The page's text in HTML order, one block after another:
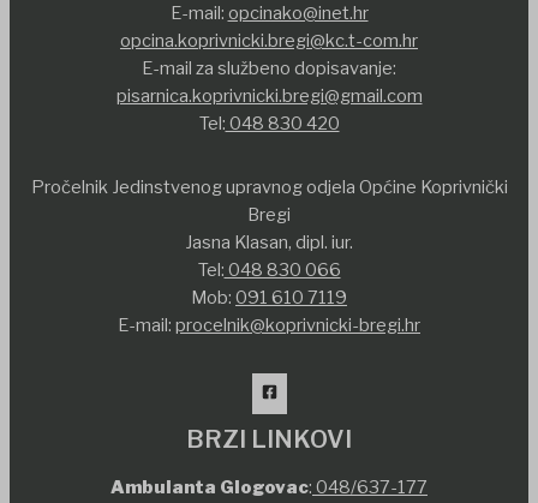
E-mail: opcinako@inet.hr
opcina.koprivnicki.bregi@kc.t-com.hr
E-mail za službeno dopisavanje:
pisarnica.koprivnicki.bregi@gmail.com
Tel: 048 830 420
Pročelnik Jedinstvenog upravnog odjela Općine Koprivnički
Bregi
Jasna Klasan, dipl. iur.
Tel: 048 830 066
Mob: 091 610 7119
E-mail: procelnik@koprivnicki-bregi.hr
BRZI LINKOVI
Ambulanta Glogovac: 048/637-177